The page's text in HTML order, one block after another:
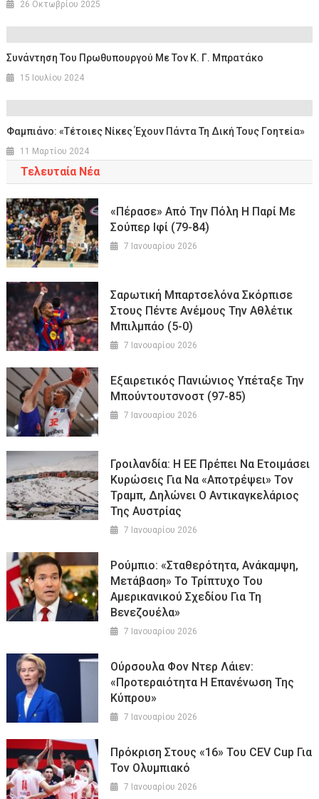
26 Οκτωβρίου 2025
Συνάντηση Του Πρωθυπουργού Με Τον Κ. Γ. Μπρατάκο
15 Ιουλίου 2024
Φαμπιάνο: «Τέτοιες Νίκες Έχουν Πάντα Τη Δική Τους Γοητεία»
11 Μαρτίου 2024
Τελευταία Νέα
«Πέρασε» Από Την Πόλη Η Παρί Με
Σούπερ Ιφί (79-84)
7 Ιανουαρίου 2026
Σαρωτική Μπαρτσελόνα Σκόρπισε
Στους Πέντε Ανέμους Την Αθλέτικ
Μπιλμπάο (5-0)
7 Ιανουαρίου 2026
Εξαιρετικός Πανιώνιος Υπέταξε Την
Μπούντουτσνοστ (97-85)
7 Ιανουαρίου 2026
Γροιλανδία: Η ΕΕ Πρέπει Να Ετοιμάσει
Κυρώσεις Για Να «αποτρέψει» Τον
Τραμπ, Δηλώνει Ο Αντικαγκελάριος
Της Αυστρίας
7 Ιανουαρίου 2026
Ρούμπιο: «Σταθερότητα, Ανάκαμψη,
Μετάβαση» Το Τρίπτυχο Του
Αμερικανικού Σχεδίου Για Τη
Βενεζουέλα»
7 Ιανουαρίου 2026
Ούρσουλα Φον Ντερ Λάιεν:
«Προτεραιότητα Η Επανένωση Της
Κύπρου»
7 Ιανουαρίου 2026
Πρόκριση Στους «16» Του CEV Cup Για
Τον Ολυμπιακό
7 Ιανουαρίου 2026